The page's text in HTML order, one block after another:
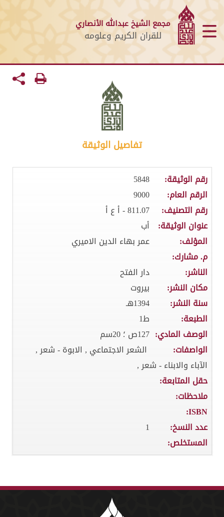
مجمع الشيخ عبدالله الأنصاري
للقران الكريم وعلومه
تفاصيل الوثيقة
رقم الوثيقة:
5848
الرقم العام:
9000
رقم التصنيف:
811.07 - أ ع أ
عنوان الوثيقة:
أب
المؤلف:
عمر بهاء الدين الاميري
م. مشارك:
الناشر:
دار الفتح
مكان النشر:
بيروت
سنة النشر:
1394هـ
الطبعة:
ط1
الوصف المادي: 127ص ؛ 20سم
الواصفات:
الشعر الاجتماعي , الابوة - شعر ,
الآباء والابناء - شعر ,
حقل المتابعة:
ملاحظات:
ISBN:
عدد النسخ:
1
المستخلص: